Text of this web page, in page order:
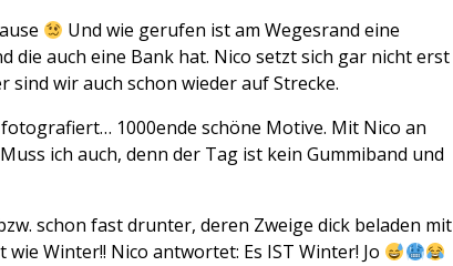
Und wie gerufen ist am Wegesrand eine
die auch eine Bank hat. Nico setzt sich gar nicht erst
sind wir auch schon wieder auf Strecke.
1000ende schöne Motive. Mit Nico an
ich auch, denn der Tag ist kein Gummiband und
schon fast drunter, deren Zweige dick beladen mit
Winter!! Nico antwortet: Es IST Winter! Jo